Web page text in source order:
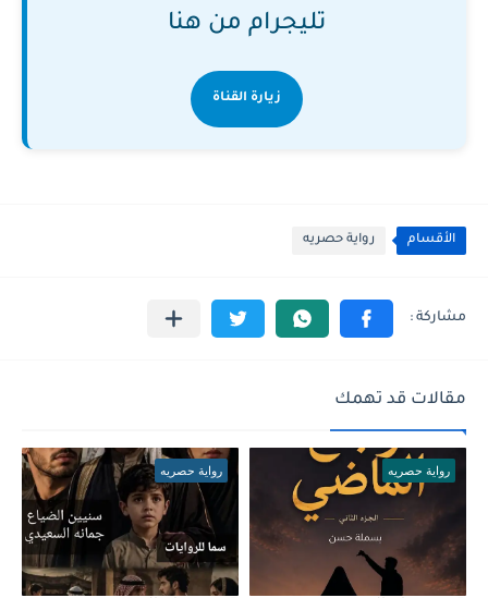
تليجرام من هنا
زيارة القناة
الأقسام رواية حصريه
مقالات قد تهمك
رواية حصريه رواية حصريه